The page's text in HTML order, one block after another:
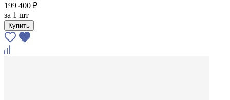
199 400 ₽
за 1 шт
Купить